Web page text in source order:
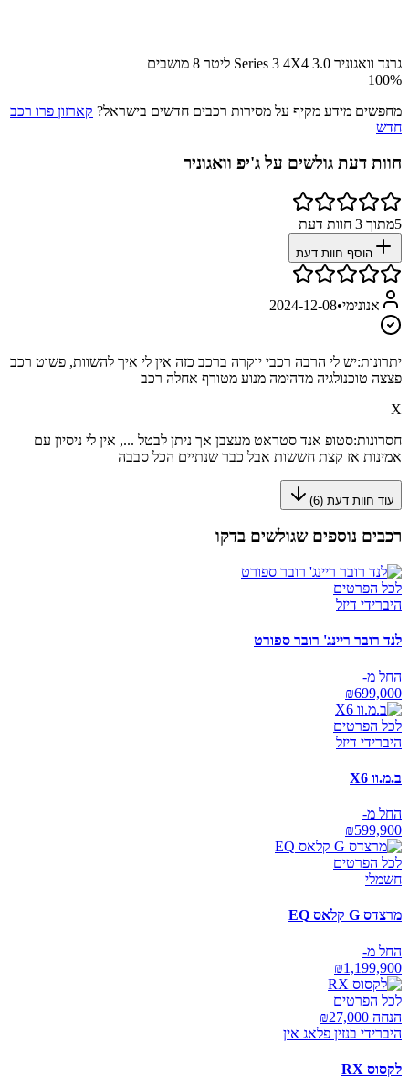
גרנד וואגוניר Series 3 4X4 3.0 ליטר 8 מושבים
100%
מחפשים מידע מקיף על מסירות רכבים חדשים בישראל? קארזון פרו רכב
חדש
חוות דעת גולשים על ג'יפ וואגוניר
5מתוך 3 חוות דעת
הוסף חוות דעת
אנונימי•
2024-12-08
יתרונות:יש לי הרבה רכבי יוקרה ברכב כזה אין לי איך להשוות, פשוט רכב
פצצה טוכנולגיה מדהימה מנוע מטורף אחלה רכב
X
חסרונות:סטופ אנד סטראט מעצבן אך ניתן לבטל ..., אין לי ניסיון עם
אמינות אז קצת חששות אבל כבר שנתיים הכל סבבה
עוד חוות דעת (6
)
רכבים נוספים שגולשים בדקו
לכל הפרטים
היברידי דיזל
לנד רובר ריינג' רובר ספורט
החל מ-
₪699,000
לכל הפרטים
היברידי דיזל
ב.מ.וו X6
החל מ-
₪599,900
לכל הפרטים
חשמלי
מרצדס G קלאס EQ
החל מ-
₪1,199,900
לכל הפרטים
הנחה ₪ 27,000
היברידי בנזין פלאג אין
לקסוס RX